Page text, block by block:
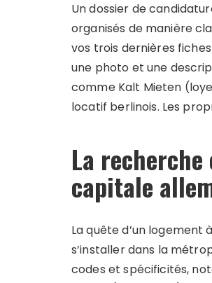
Un dossier de
organisés de manière
vos trois dernières
une photo et une
comme Kalt Mieten
locatif berlinois. Les
La
capitale
La quête d’un
s’installer dans la
codes et spécificités,